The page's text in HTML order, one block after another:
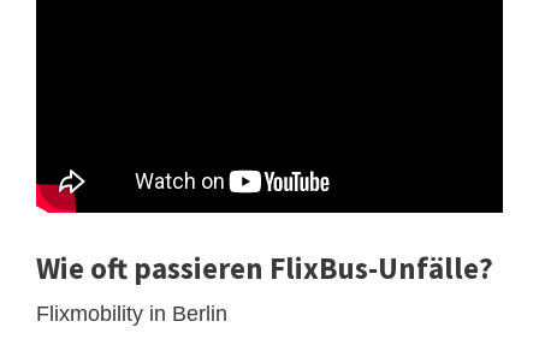
Wie oft passieren FlixBus-Unfälle?
Flixmobility in Berlin